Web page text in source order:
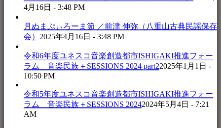
4月16日 - 3:48 PM
月ぬまぷぃろーま節 ／前津 伸弥（八重山古典民謡保存
会） 2025年4月16日 - 3:48 PM
令和6年度ユネスコ音楽創造都市ISHIGAKI推進フォー
ラム 音楽民族＋SESSIONS 2024 part22025年1月1日 -
10:50 PM
令和5年度ユネスコ音楽創造都市ISHIGAKI推進フォー
ラム 音楽民族＋SESSIONS 20242024年5月4日 - 7:21
AM